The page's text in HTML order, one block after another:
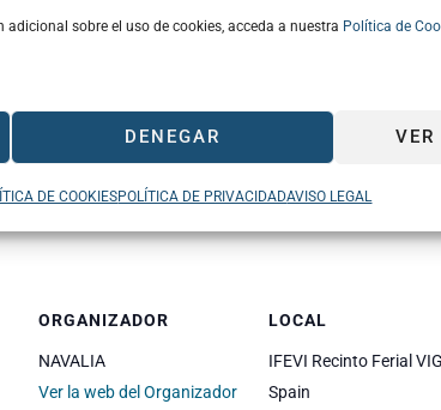
sobre el uso de cookies, acceda a nuestra Política de
DENEGAR VER
DE COOKIESPOLÍTICA DE PRIVACIDADAVISO LEGAL
por parte de los socios.
de Navalia, les esperamos en el stand
El objetivo es que todos los asociados
de encontrarnos en nuestro stand
naval andaluza en Navalia.
ORGANIZADOR
NAVALIA
Ver la web del Organizador
LOCAL
IFEVI Recinto Ferial
Spain